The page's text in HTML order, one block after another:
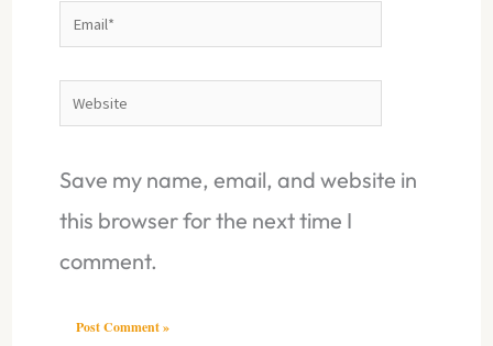
Email*
Website
Save my name, email, and website in
this browser for the next time I
comment.